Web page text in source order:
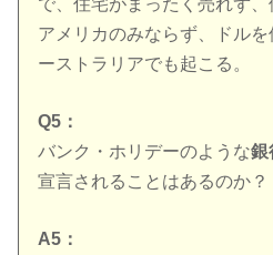
で、住宅がまったく売れず
アメリカのみならず、ドル
ーストラリアでも起こる。
Q5：
バンク・ホリデーのような銀
宣言されることはあるのか？
A5：